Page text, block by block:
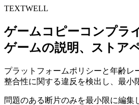
TEXTWELL
ゲームコピーコンプラ
ゲームの説明、ストア
プラットフォームポリシーと年齢
整合性に関する違反を検出し、最小
問題のある断片のみを最小限に編集